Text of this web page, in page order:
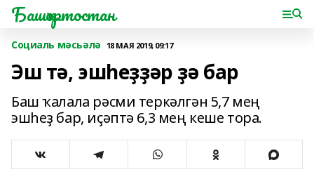
Башҡортостан
Социаль мәсьәлә 18 МАЯ 2019, 09:17
Эш тә, эшһеҙҙәр ҙә бар
Баш ҡалала рәсми теркәлгән 5,7 мең
эшһеҙ бар, иҫәптә 6,3 мең кеше тора.